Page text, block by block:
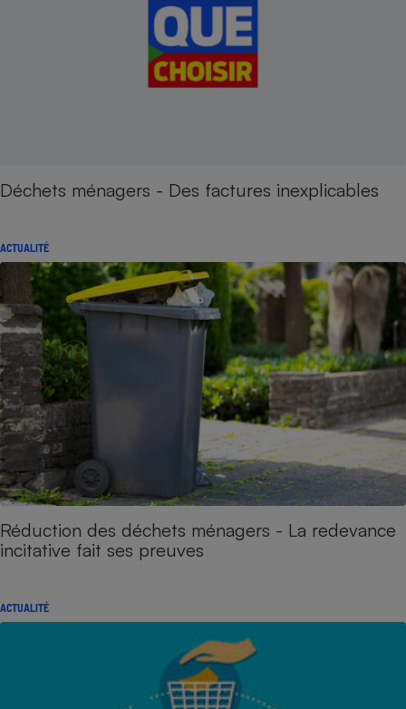
Déchets ménagers - Des factures inexplicables
ACTUALITÉ
Réduction des déchets ménagers - La redevance
incitative fait ses preuves
ACTUALITÉ